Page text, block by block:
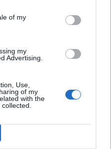
of my
my
Advertising.
Use,
of my
with the